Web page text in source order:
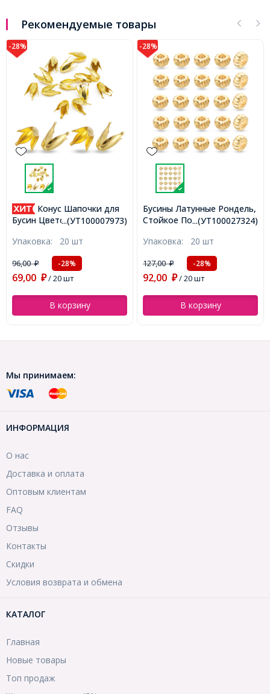
Рекомендуемые товары
-28%
...(УТ100007973)
Конус Шапочки для
Бусин Цветок Железные,
Отверстие 1мм,
(УТ100007973)
Упаковка: 20 шт
96,00₽ -28%
69,00 ₽/ 20 шт
В корзину
-28%
...(УТ100027324)
Бусины Латунные Рондель,
Стойкое Покрытие,
Отверстие 1.2мм,
(УТ100027324)
Упаковка: 20 шт
127,00₽ -28%
92,00 ₽/ 20 шт
В корзину
Мы принимаем:
ИНФОРМАЦИЯ
О нас
Доставка и оплата
Оптовым клиентам
FAQ
Отзывы
Контакты
Скидки
Условия возврата и обмена
КАТАЛОГ
Главная
Новые товары
Топ продаж